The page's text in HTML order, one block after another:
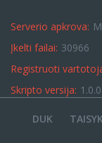
Serverio apkrova:
Įkelti failai: 30966
Registruoti
Skripto versija: 1.0.0
DUK